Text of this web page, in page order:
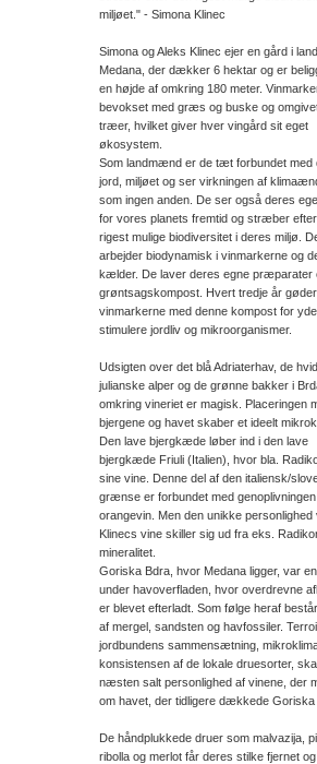
miljøet." - Simona Klinec
Simona og Aleks Klinec ejer en gård i
Medana, der dækker 6 hektar og er
en højde af omkring 180 meter.
bevokset med græs og buske og
træer, hvilket giver hver vingård sit eget
økosystem.
Som landmænd er de tæt forbundet med
jord, miljøet og ser virkningen af
som ingen anden. De ser også deres
for vores planets fremtid og stræber
rigest mulige biodiversitet i deres miljø.
arbejder biodynamisk i vinmarkerne og
kælder. De laver deres egne præparater
grøntsagskompost. Hvert tredje år
vinmarkerne med denne kompost for
stimulere jordliv og mikroorganismer.
Udsigten over det blå Adriaterhav, de
julianske alper og de grønne bakker i
omkring vineriet er magisk. Placeringen
bjergene og havet skaber et ideelt
Den lave bjergkæde løber ind i den lave
bjergkæde Friuli (Italien), hvor bla.
sine vine. Denne del af den italiensk/
grænse er forbundet med
orangevin. Men den unikke personlighed
Klinecs vine skiller sig ud fra eks.
mineralitet.
Goriska Bdra, hvor Medana ligger, var
under havoverfladen, hvor overdrevne
er blevet efterladt. Som følge heraf
af mergel, sandsten og havfossiler.
jordbundens sammensætning,
konsistensen af de lokale druesorter,
næsten salt personlighed af vinene, der
om havet, der tidligere dækkede Goriska
De håndplukkede druer som malvazija,
ribolla og merlot får deres stilke fjernet